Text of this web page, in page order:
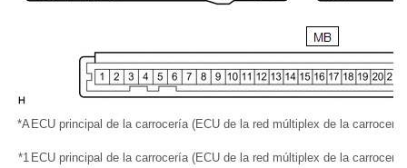
*A ECU principal de la carrocería (ECU de la red múltiplex de la
*1 ECU principal de la carrocería (ECU de la red múltiplex de la